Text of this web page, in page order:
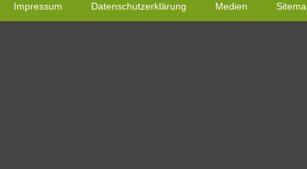
Impressum Datenschutzerklärung Medien